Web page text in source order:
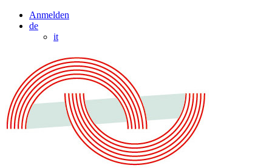
Anmelden
de
it